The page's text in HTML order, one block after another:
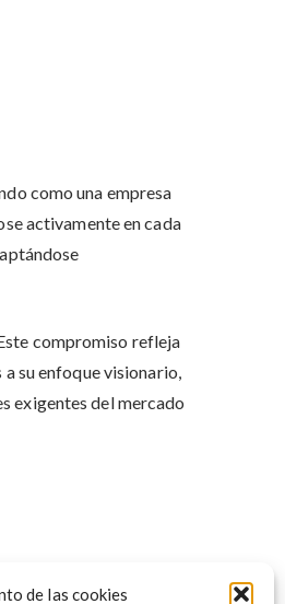
de las cookies
como una empresa
activamente en cada
compromiso refleja
su enfoque visionario,
exigentes del mercado